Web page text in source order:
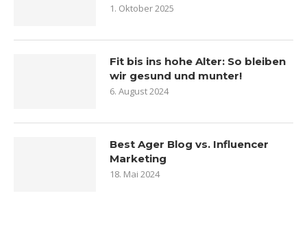
1. Oktober 2025
Fit bis ins hohe Alter: So bleiben
wir gesund und munter!
6. August 2024
Best Ager Blog vs. Influencer
Marketing
18. Mai 2024